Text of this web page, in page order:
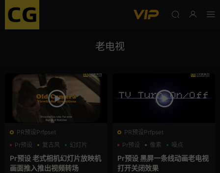
老电视
PR预设Prfpset
Pr预设
复古风 幻灯片
Pr预设 老式相机幻灯片放映机
画面推入推出视频转场
PR预设Prfpset
Pr预设
像素 噪点
Pr预设 黑屏一条线动画老电视
打开关闭效果